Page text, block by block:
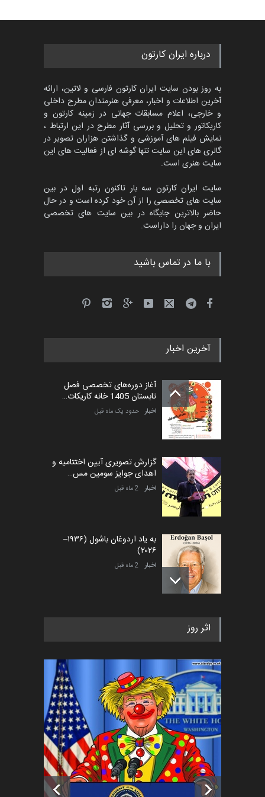
پنجمین مسابقۀ بین‌المللی
کارتون CARTUNION ، …
جشنواره بین‌المللی کارتون
مدارس پرتغال، ۲۰۲۷
مهلت 4 ماه دیگر
پنجمین مسابقۀ بین‌المللی
کارتون طنز «کلاه‌ای…
مهلت
گالری حدود یک ماه قبل
درباره ایران کارتون
به روز بودن سایت ایران کارتون فارسی و لاتین، ارائه
آخرین اطلاعات و اخبار، معرفی هنرمندان مطرح داخلی
و خارجی، اعلام مسابقات جهانی در زمینه کارتون و
کاریکاتور و تحلیل و بررسی آثار مطرح در این ارتباط ،
نمایش فیلم های آموزشی و گذاشتن هزاران تصویر در
گالری های این سایت تنها گوشه ای از فعالیت های این
سایت هنری است.
سایت ایران کارتون سه بار تاکنون رتبه اول در بین
سایت های تخصصی را از آن خود کرده است و در حال
حاضر بالاترین جایگاه در بین سایت های تخصصی
ایران و جهان را داراست.
با ما در تماس باشید
آخرین اخبار
آغاز دوره‌های تخصصی فصل
تابستان 1405 خانه کاریکات…
اخبار حدود یک ماه قبل
گزارش تصویری آیین اختتامیه و
اهدای جوایز سومین مس…
اخبار 2 ماه قبل
به یاد اردوغان باشول (۱۹۳۶–
۲۰۲۶)
اخبار 2 ماه قبل
رویداد کارگاهی کارتون و پوستر
اخبار 5 ماه قبل
فراخوان رویداد کارگاهی کارتون و
پوستر "ایران سربل…
اخبار 6 ماه قبل
تسلیت به همکار | سهراب خیری
اخبار 6 ماه قبل
اثر روز